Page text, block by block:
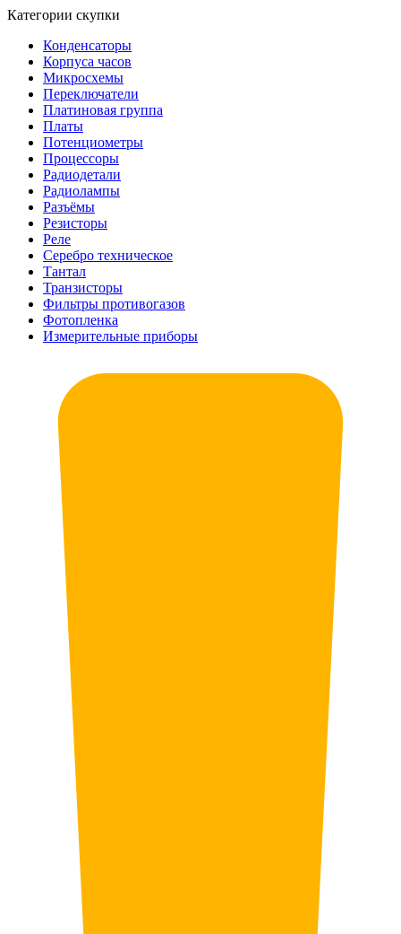
Категории скупки
Конденсаторы
Корпуса часов
Микросхемы
Переключатели
Платиновая группа
Платы
Потенциометры
Процессоры
Радиодетали
Радиолампы
Разъёмы
Резисторы
Реле
Серебро техническое
Тантал
Транзисторы
Фильтры противогазов
Фотопленка
Измерительные приборы